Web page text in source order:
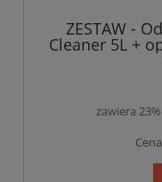
ZESTAW -
Cleaner 5L +
zawiera